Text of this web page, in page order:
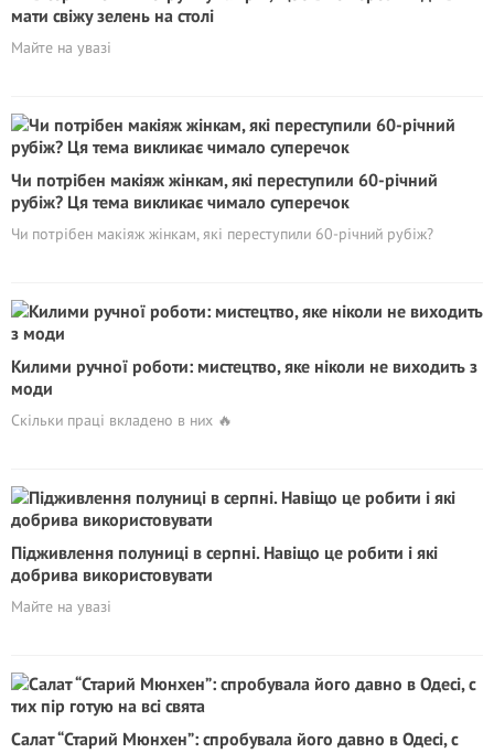
мати свіжу зелень на столі
Майте на увазі
Чи потрібен макіяж жінкам, які переступили 60-річний
рубіж? Ця тема викликає чимало суперечок
Чи потрібен макіяж жінкам, які переступили 60-річний рубіж?
Килими ручної роботи: мистецтво, яке ніколи не виходить з
моди
Скільки праці вкладено в них 🔥
Підживлення полуниці в серпні. Навіщо це робити і які
добрива використовувати
Майте на увазі
Салат “Старий Мюнхен”: спробувала його давно в Одесі, с